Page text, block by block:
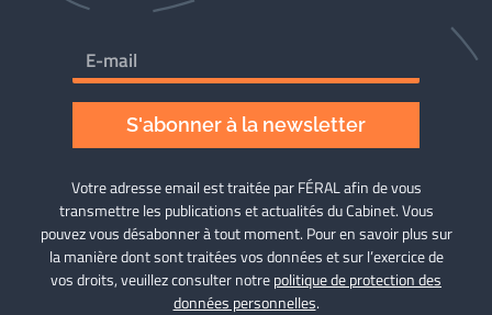
S'abonner à la newsletter
Votre adresse email est traitée par FÉRAL afin de vous
transmettre les publications et actualités du Cabinet. Vous
pouvez vous désabonner à tout moment. Pour en savoir plus sur
la manière dont sont traitées vos données et sur l’exercice de
vos droits, veuillez consulter notrepolitique de protection des
données personnelles.